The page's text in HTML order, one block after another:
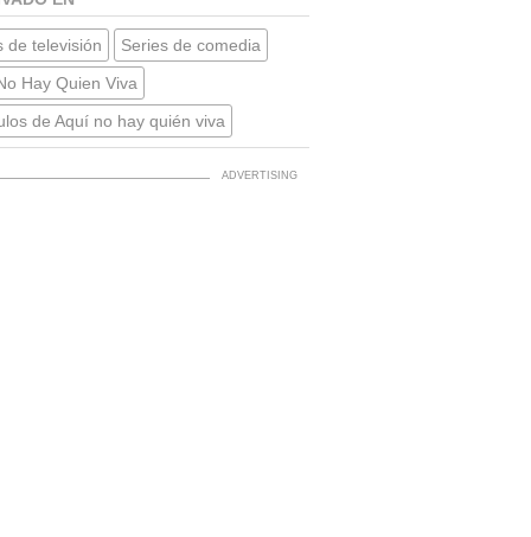
de televisión
Series de comedia
Hay Quien Viva
de Aquí no hay quién viva